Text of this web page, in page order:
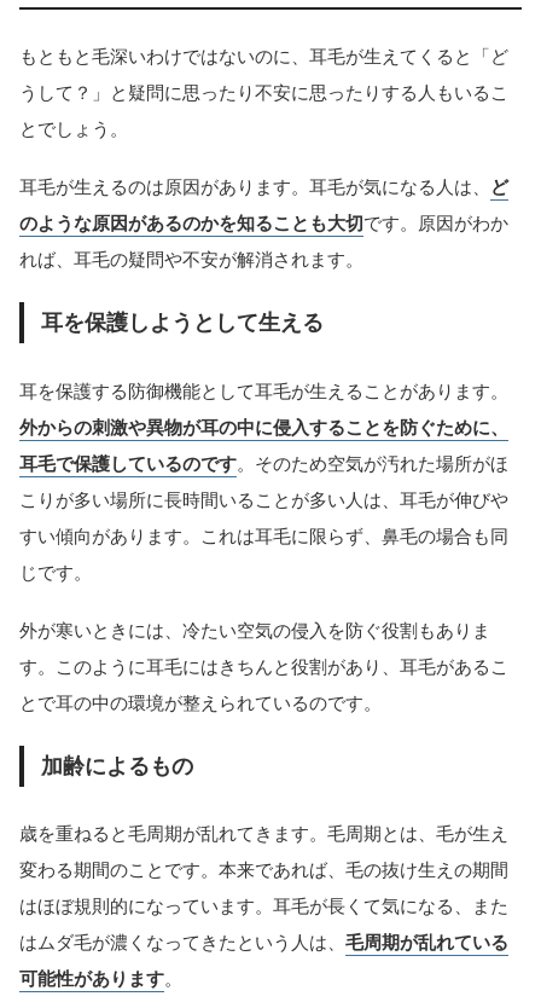
もともと毛深いわけではないのに、耳毛が生えてくると「ど
うして？」と疑問に思ったり不安に思ったりする人もいるこ
とでしょう。
耳毛が生えるのは原因があります。耳毛が気になる人は、
ど
のような原因があるのかを知ることも大切です。原因がわか
れば、耳毛の疑問や不安が解消されます。
耳を保護しようとして生える
耳を保護する防御機能として耳毛が生えることがあります。
外からの刺激や異物が耳の中に侵入することを防ぐために、
耳毛で保護しているのです。そのため空気が汚れた場所がほ
こりが多い場所に長時間いることが多い人は、耳毛が伸びや
すい傾向があります。これは耳毛に限らず、鼻毛の場合も同
じです。
外が寒いときには、冷たい空気の侵入を防ぐ役割もありま
す。このように耳毛にはきちんと役割があり、耳毛があるこ
とで耳の中の環境が整えられているのです。
加齢によるもの
歳を重ねると毛周期が乱れてきます。毛周期とは、毛が生え
変わる期間のことです。本来であれば、毛の抜け生えの期間
はほぼ規則的になっています。耳毛が長くて気になる、また
はムダ毛が濃くなってきたという人は、 毛周期が乱れている
可能性があります。